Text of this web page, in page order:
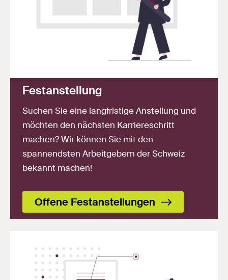
Festanstellung
Suchen Sie eine langfristige Anstellung und
möchten den nächsten Karriereschritt
machen? Wir können Sie mit den
spannendsten Arbeitgebern der Schweiz
bekannt machen!
Offene Festanstellungen